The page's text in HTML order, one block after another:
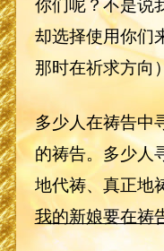
却选择使用你们
那时在祈求方向
多少人在祷告中
的祷告。多少人
地代祷、真正地
我的新娘要在祷